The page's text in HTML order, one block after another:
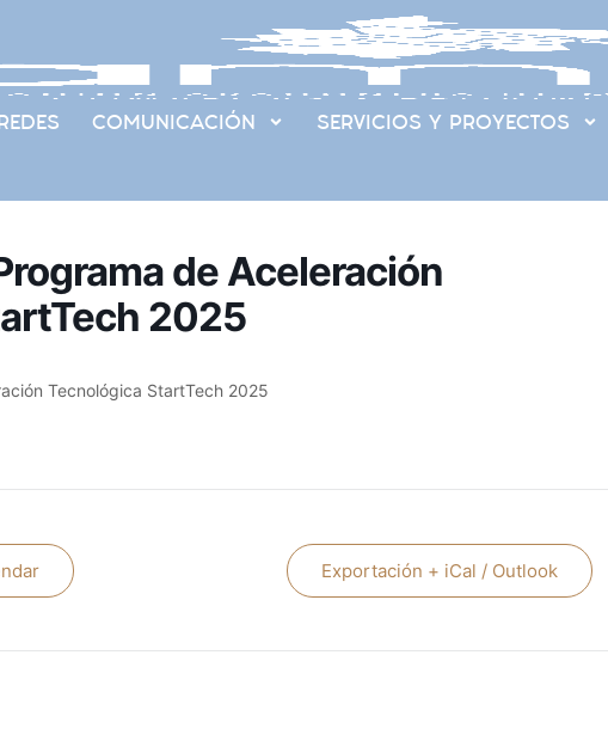
COMUNICACIÓN SERVICIOS Y PROYECTOS
de Aceleración
2025
Tecnológica StartTech 2025
Exportación + iCal / Outlook